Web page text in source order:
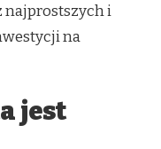
najprostszych i
na
jest